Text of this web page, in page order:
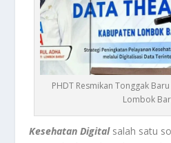
PHDT Resmikan Tonggak
Lombok
Kesehatan Digitalsalah satu